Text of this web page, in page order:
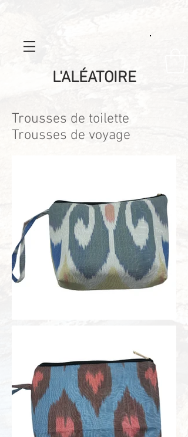
L'ALÉATOIRE
Trousses de toilette
Trousses de voyage